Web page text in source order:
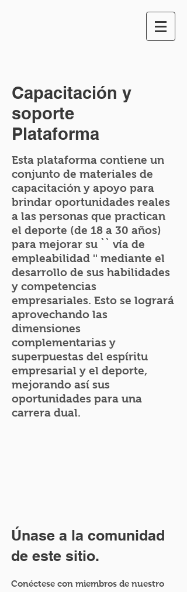
Capacitación y
soporte
Plataforma
Esta plataforma contiene un
conjunto de materiales de
capacitación y apoyo para
brindar oportunidades reales
a las personas que practican
el deporte (de 18 a 30 años)
para mejorar su `` vía de
empleabilidad '' mediante el
desarrollo de sus habilidades
y competencias
empresariales. Esto se logrará
aprovechando las
dimensiones
complementarias y
superpuestas del espíritu
empresarial y el deporte,
mejorando así sus
oportunidades para una
carrera dual.
Únase a la comunidad
de este sitio.
Conéctese con miembros de nuestro